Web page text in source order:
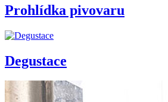
Prohlídka pivovaru
Degustace